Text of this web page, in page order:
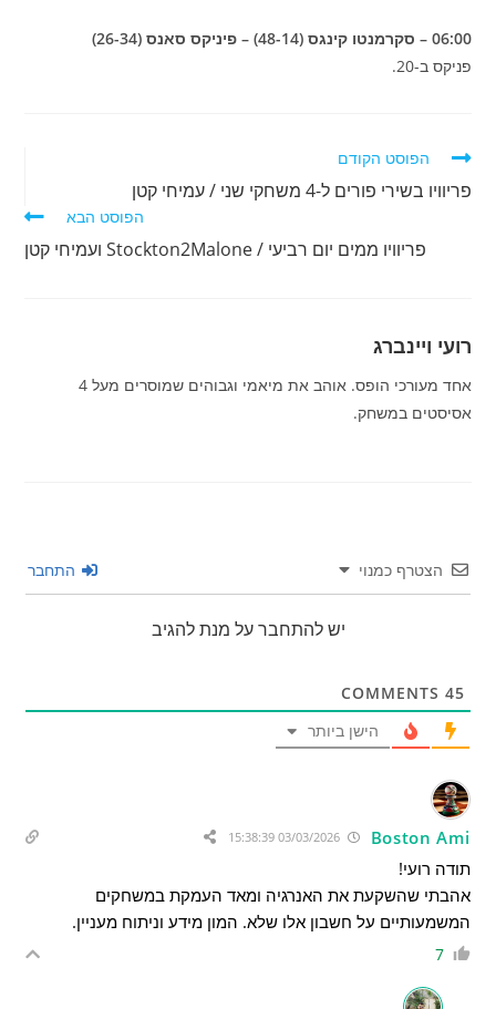
06:00 – סקרמנטו קינגס (48-14) – פיניקס סאנס (26-34)
פניקס ב-20.
לקרוא
נוספים
הפוסט הקודם
פריוויו בשירי פורים ל-4 משחקי שני / עמיחי קטן
הפוסט הבא
פריוויו ממים יום רביעי / Stockton2Malone ועמיחי קטן
רועי ויינברג
אחד מעורכי הופס. אוהב את מיאמי וגבוהים שמוסרים מעל 4
אסיסטים במשחק.
הצטרף כמנוי התחבר
יש להתחבר על מנת להגיב
45
הישן ביותר
Boston Ami
03/03/2026 15:38:39
תודה רועי!
אהבתי שהשקעת את האנרגיה ומאד העמקת במשחקים
המשמעותיים על חשבון אלו שלא. המון מידע וניתוח מעניין.
7